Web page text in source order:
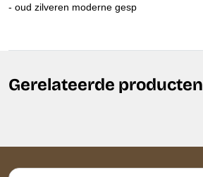
- oud zilveren moderne gesp
Gerelateerde producten